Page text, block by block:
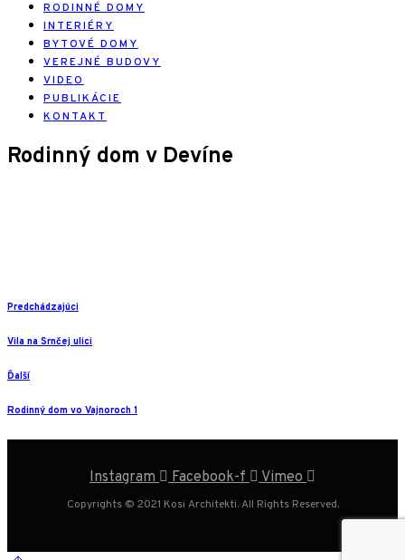
RODINNÉ DOMY
INTERIÉRY
BYTOVÉ DOMY
VEREJNÉ BUDOVY
VIDEO
PUBLIKÁCIE
KONTAKT
Rodinný dom v Devíne
Predchádzajúci
Vila na Srnčej ulici
Ďalší
Rodinný dom vo Vajnoroch 1
Instagram Facebook-f Vimeo
Copyrights © 2021 Kosi Architekti. All Rights Reserved.